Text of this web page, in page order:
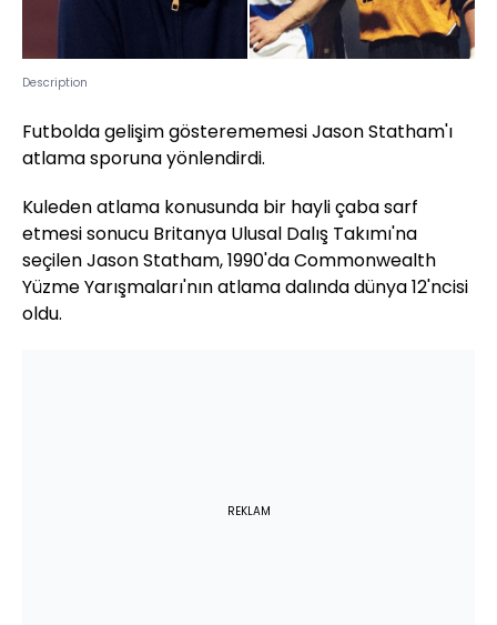
Description
Futbolda gelişimgösterememesiJasonStatham'ı
atlama sporuna yönlendirdi.
Kuleden atlama konusunda bir hayli çaba sarf
etmesi sonucu Britanya Ulusal Dalış Takımı'na
seçilenJason Statham,1990'daCommonwealth
Yüzme Yarışmaları'nınatlamadalında dünya 12'ncisi
oldu.
REKLAM